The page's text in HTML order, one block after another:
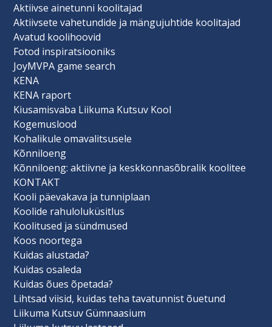
Aktiivse ainetunni koolitajad
Aktiivsete vahetundide ja mängujuhtide koolitajad
Avatud koolihoovid
Fotod inspiratsiooniks
JoyMVPA game search
KENA
KENA raport
Kiusamisvaba Liikuma Kutsuv Kool
Kogemuslood
Kohalikule omavalitsusele
Kõnniloeng
Kõnniloeng: aktiivne ja keskkonnasõbralik koolitee
KONTAKT
Kooli päevakava ja tunniplaan
Koolide rahuloluküsitlus
Koolitused ja sündmused
Koos noortega
Kuidas alustada?
Kuidas osaleda
Kuidas õues õpetada?
Lihtsad viisid, kuidas teha tavatunnist õuetund
Liikuma Kutsuv Gümnaasium